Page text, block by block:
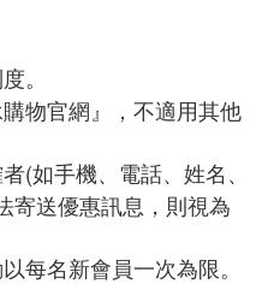
。
物官網』，不適用其他
(如手機、電話、姓名、
寄送優惠訊息，則視為
每名新會員一次為限。